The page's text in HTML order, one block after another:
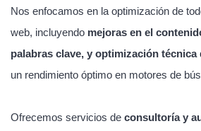
Nos enfocamos en la optimización de
web, incluyendo mejoras en el
palabras clave, y optimización técnica
un rendimiento óptimo en motores de
Ofrecemos servicios de consultoría y